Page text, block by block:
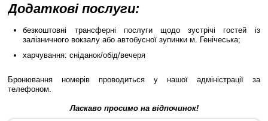
Додаткові послуги:
безкоштовні трансферні послуги щодо зустрічі гостей із
залізничного вокзалу або автобусної зупинки м. Генічеська;
харчування: сніданок/обід/вечеря
Бронювання номерів проводиться у нашої адміністрації за
телефоном.
Ласкаво просимо на відпочинок!